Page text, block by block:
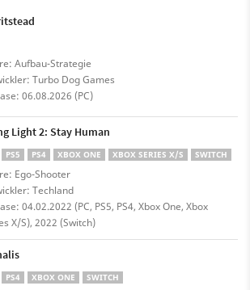
Aufbau-Strategie
Turbo Dog Games
06.08.2026 (PC)
Light 2: Stay Human
PS5 PS4 XBOX ONE XBOX SERIES X/S SWITCH
Ego-Shooter
Techland
04.02.2022 (PC, PS5, PS4, Xbox One, Xbox
X/S), 2022 (Switch)
PS4 XBOX ONE SWITCH